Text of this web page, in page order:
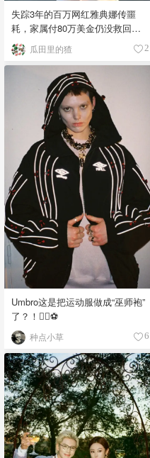
失踪3年的百万网红雅典娜传噩
耗，家属付80万美金仍没救回，
闺蜜至今潜逃！
瓜田里的猹 2
Umbro这是把运动服做成“巫师袍”
了？！🧙‍♂️⚽️
种点小草 6